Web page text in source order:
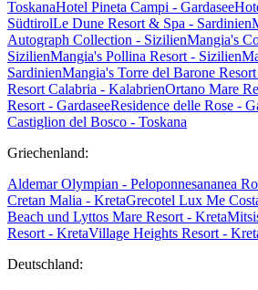
ToskanaHotel Pineta Campi - Gardasee
SüdtirolLe Dune Resort & Spa - Sardinien
Autograph Collection - SizilienMangia's
SizilienMangia's Pollina Resort - Sizilien
SardinienMangia's Torre del Barone
Resort Calabria - KalabrienOrtano Mare
Resort - GardaseeResidence delle Rose -
Castiglion del Bosco - Toskana
Griechenland:
Aldemar Olympian - Peloponnesananea
Cretan Malia - KretaGrecotel Lux Me
Beach und Lyttos Mare Resort - Kreta
Resort - KretaVillage Heights Resort -
Deutschland: